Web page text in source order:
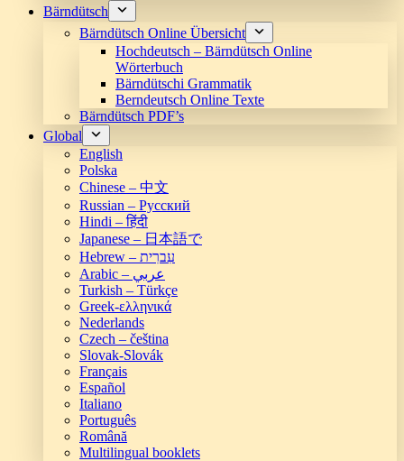
Bärndütsch
Bärndütsch Online Übersicht
Hochdeutsch – Bärndütsch Online
Wörterbuch
Bärndütschi Grammatik
Berndeutsch Online Texte
Bärndütsch PDF’s
Global
English
Polska
Chinese – 中文
Russian – Русский
Hindi – हिंदी
Japanese – 日本語で
Hebrew – עִברִית
Arabic – عربي
Turkish – Türkçe
Greek-ελληνικά
Nederlands
Czech – čeština
Slovak-Slovák
Français
Español
Italiano
Português
Română
Multilingual booklets